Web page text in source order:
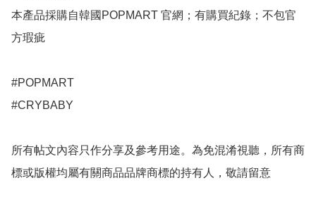
本產品採購自韓國POPMART 官網；有購買紀錄；不包官
方瑕疵
#POPMART
#CRYBABY
所有帖文內容只作分享及參考用途。為免混淆視聽，所有商
標或版權均屬有關商品品牌商標的持有人，敬請留意